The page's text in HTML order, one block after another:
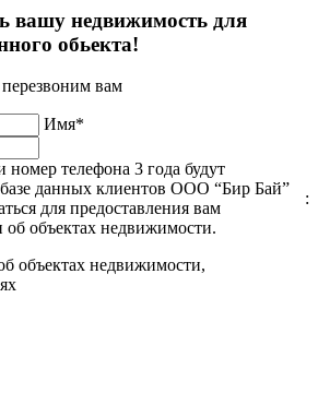
вашу недвижимость для
обьекта!
вам
Имя*
телефона 3 года будут
базе данных клиентов ООО “Бир Бай”
для предоставления вам
объектах недвижимости.
:
объектах недвижимости,